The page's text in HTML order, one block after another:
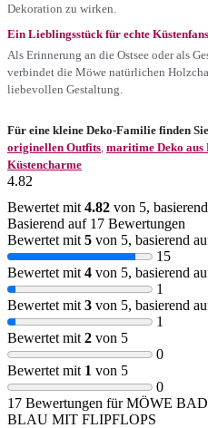
Dekoration zu wirken.
Ein Lieblingsstück für echte Küstenfans
Als Erinnerung an die Ostsee oder als
verbindet die Möwe natürlichen
liebevollen Gestaltung.
Für eine kleine Deko-Familie finden
originellen Outfits maritime Deko aus
Küstencharme
4.82
Bewertet mit 4.82 von 5,
Basierend auf 17 Bewertungen
Bewertet mit 5 von 5, basierend
15
Bewertet mit 4 von 5, basierend
1
Bewertet mit 3 von 5, basierend
1
Bewertet mit 2 von 5
0
Bewertet mit 1 von 5
0
17 Bewertungen fürMÖWE
BLAU MIT FLIPFLOPS